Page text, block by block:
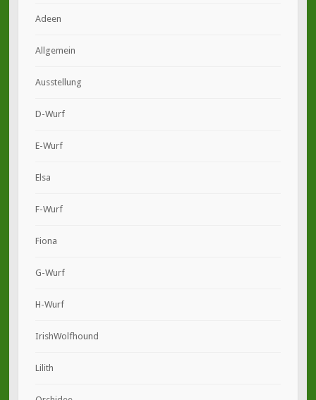
Adeen
Allgemein
Ausstellung
D-Wurf
E-Wurf
Elsa
F-Wurf
Fiona
G-Wurf
H-Wurf
IrishWolfhound
Lilith